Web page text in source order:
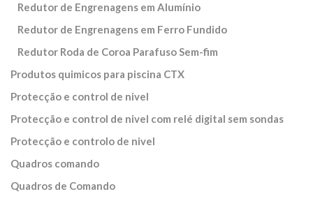
Redutor de Engrenagens em Alumínio
Redutor de Engrenagens em Ferro Fundido
Redutor Roda de Coroa Parafuso Sem-fim
Produtos quimicos para piscina CTX
Protecção e control de nivel
Protecção e control de nivel com relé digital sem sondas
Protecção e controlo de nivel
Quadros comando
Quadros de Comando